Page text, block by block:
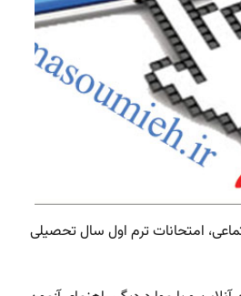
امتحانات ترم اول سال تحصیلی